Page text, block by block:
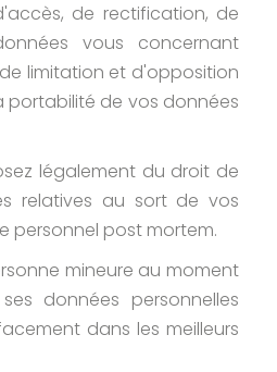
de rectification, de
vous concernant
limitation et d'opposition
portabilité de vos données
légalement du droit de
relatives au sort de vos
personnel post mortem.
mineure au moment
données personnelles
dans les meilleurs